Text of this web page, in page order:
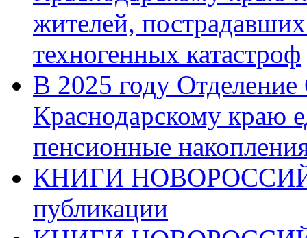
жителей,
техногенных катастроф
В 2025 году
Краснодарскому краю
пенсионные
КНИГИ
публикации